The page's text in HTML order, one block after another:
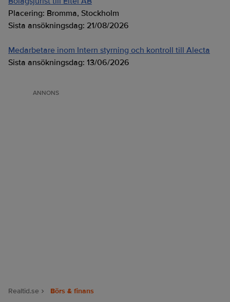
Placering: Bromma, Stockholm
Sista ansökningsdag: 21/08/2026
Medarbetare inom Intern styrning och kontroll till Alecta
Sista ansökningsdag: 13/06/2026
ANNONS
Realtid.se Börs & finans